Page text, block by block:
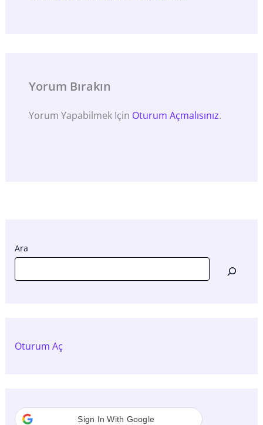
Yorum Bırakın
Yorum Yapabilmek Için Oturum Açmalısınız.
Ara
Oturum Aç
Sign In With Google